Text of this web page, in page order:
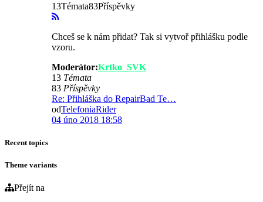
13Témata83Příspěvky
Chceš se k nám přidat? Tak si vytvoř přihlášku podle
vzoru.
Moderátor:Krtko_SVK
13 Témata
83 Příspěvky
Re: Přihláška do RepairBad Te…
odTelefoniaRider
04 úno 2018 18:58
Recent topics
Theme variants
Přejít na